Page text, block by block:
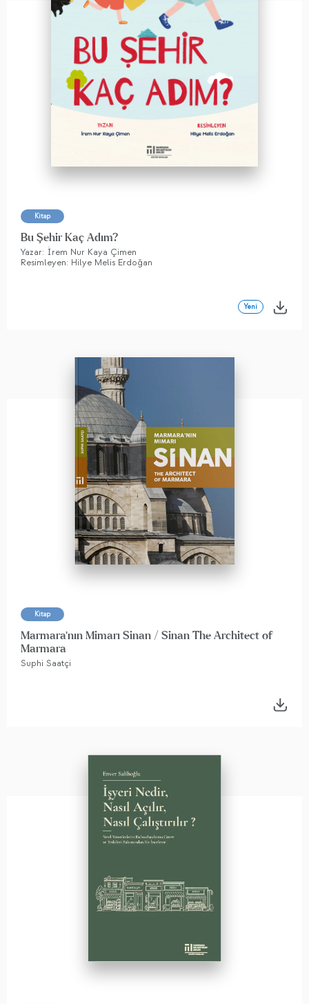
Kitap
Bu Şehir Kaç Adım?
Yazar: İrem Nur Kaya Çimen
Resimleyen: Hilye Melis Erdoğan
Yeni
Kitap
Marmara'nın Mimarı Sinan / Sinan The Architect of
Marmara
Suphi Saatçi